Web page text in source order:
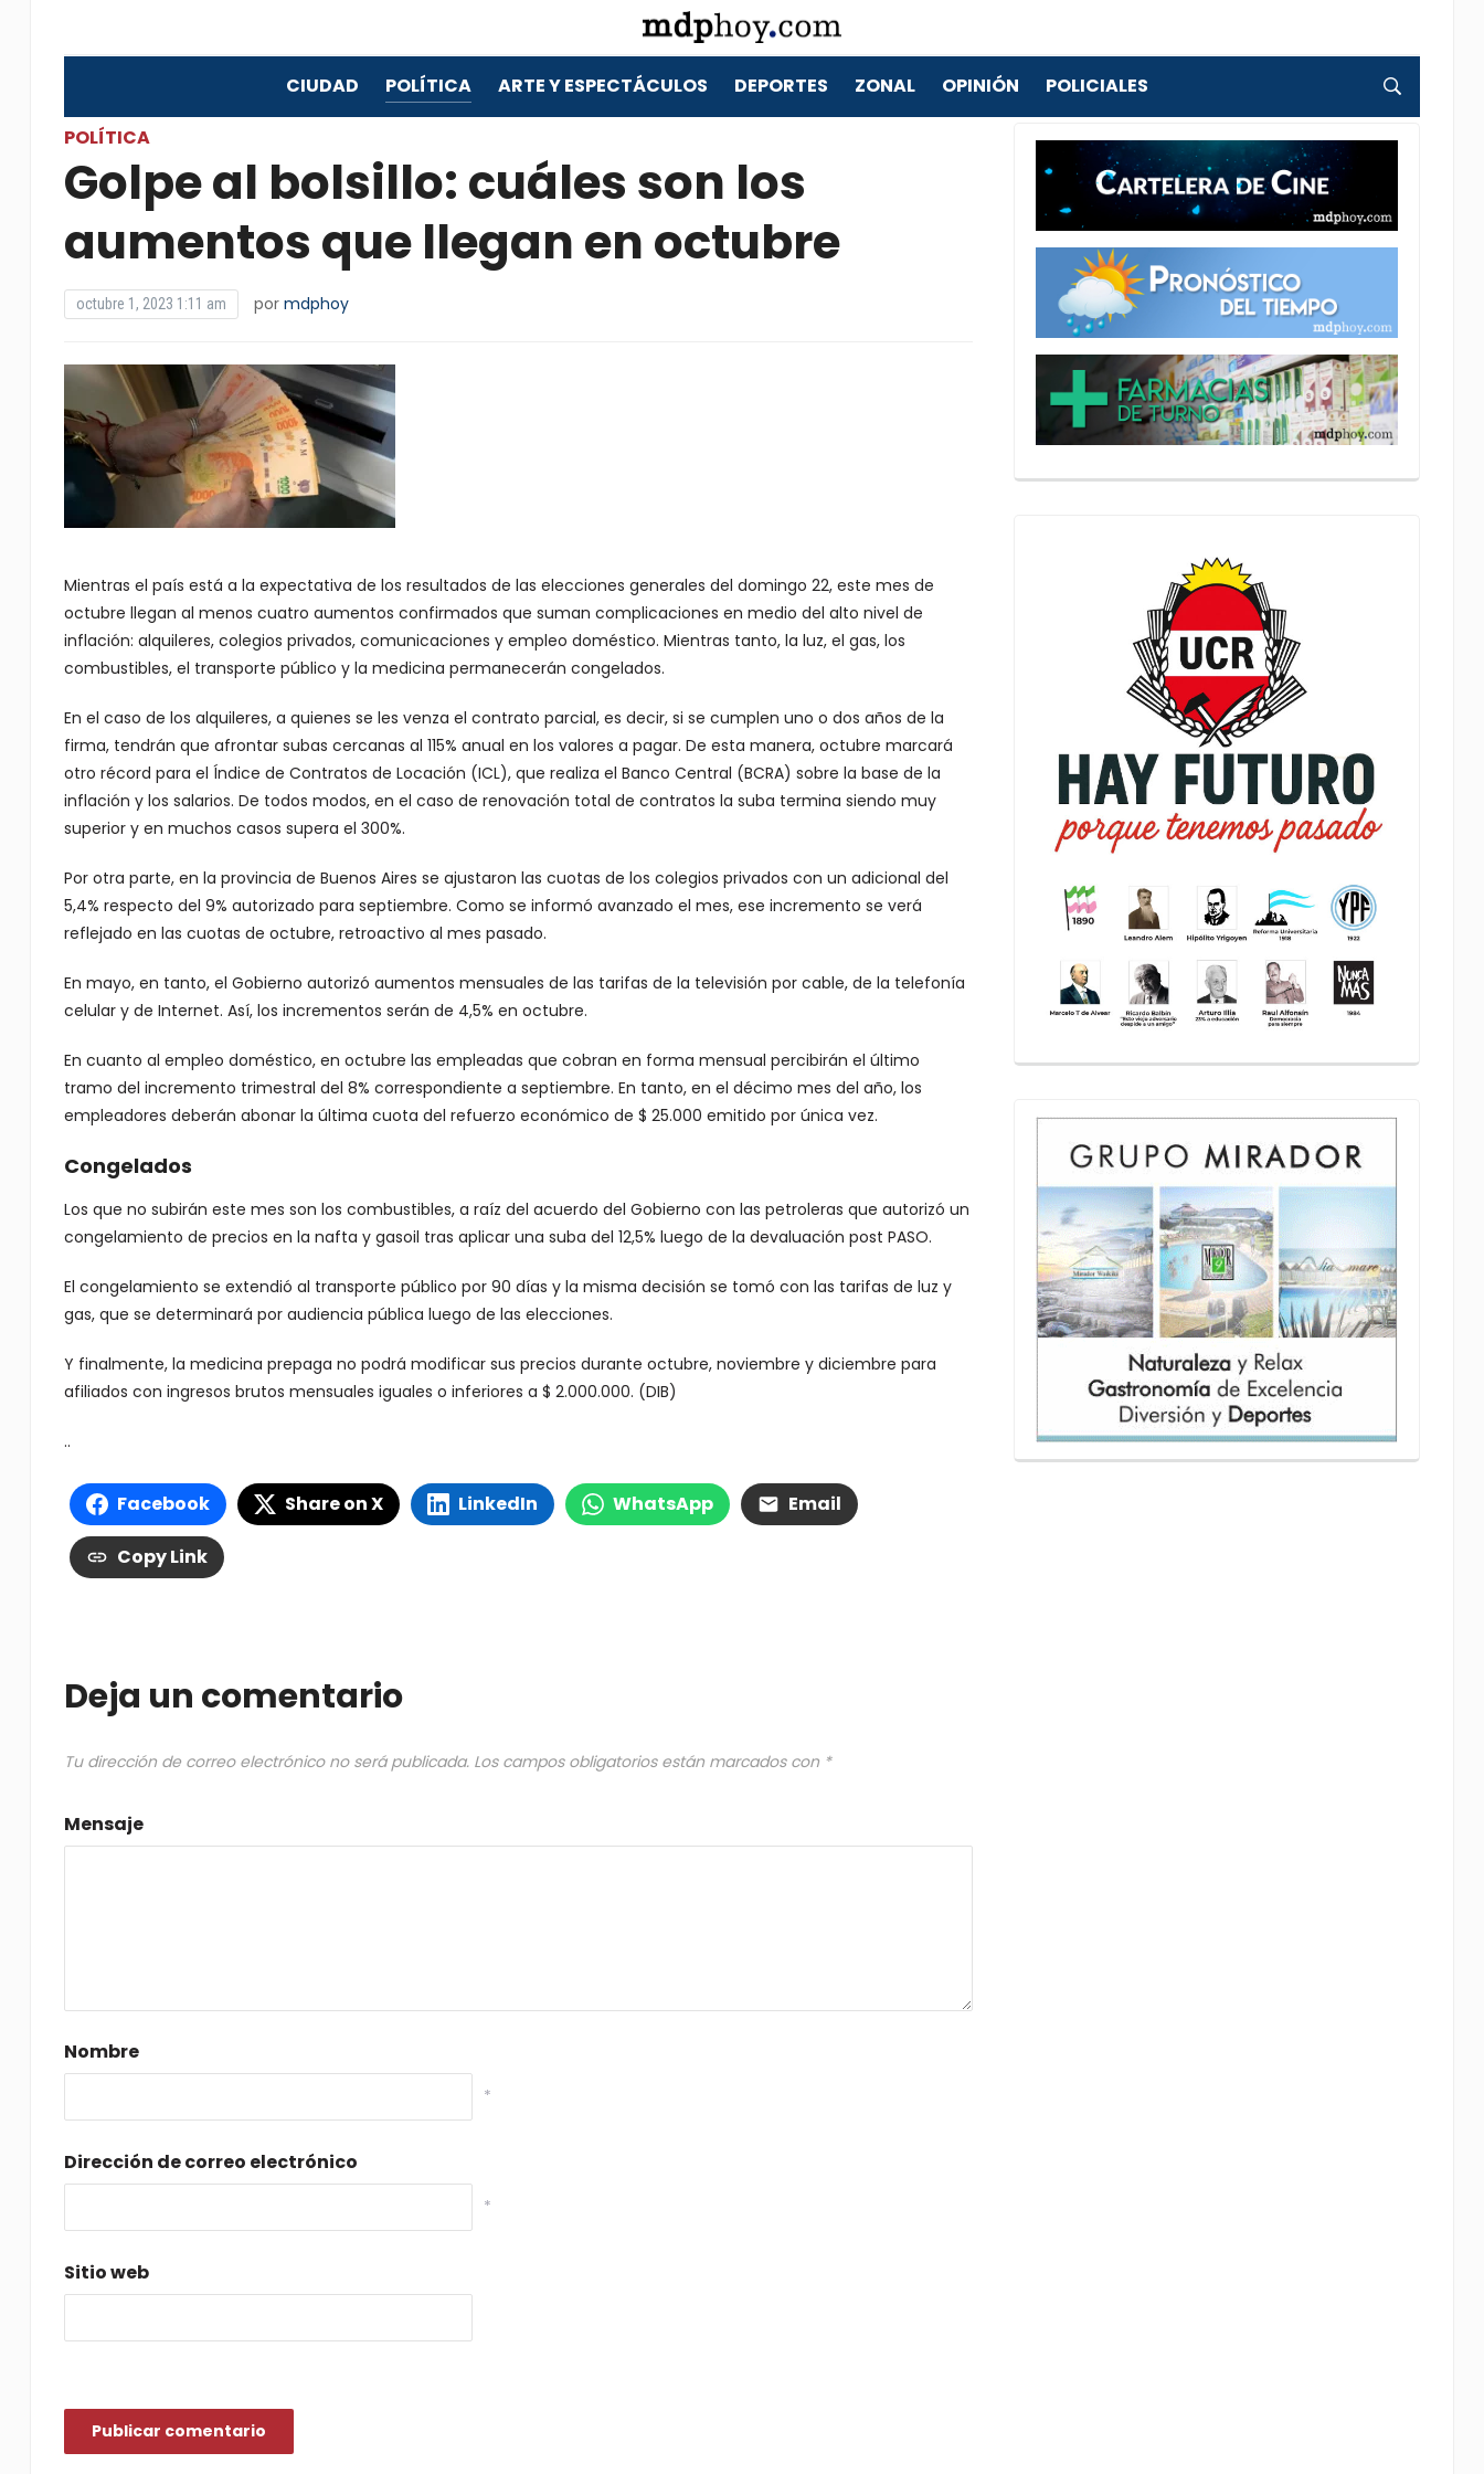
CIUDAD POLÍTICA ARTE Y ESPECTÁCULOS DEPORTES ZONAL OPINIÓN POLICIALES
POLÍTICA
Golpe al bolsillo: cuáles son los
aumentos que llegan en octubre
octubre 1, 2023 1:11 am por mdphoy
Mientras el país está a la expectativa de los resultados de las elecciones generales del domingo 22, este mes de
octubre llegan al menos cuatro aumentos confirmados que suman complicaciones en medio del alto nivel de
inflación: alquileres, colegios privados, comunicaciones y empleo doméstico. Mientras tanto, la luz, el gas, los
combustibles, el transporte público y la medicina permanecerán congelados.
En el caso de los alquileres, a quienes se les venza el contrato parcial, es decir, si se cumplen uno o dos años de la
firma, tendrán que afrontar subas cercanas al 115% anual en los valores a pagar. De esta manera, octubre marcará
otro récord para el Índice de Contratos de Locación (ICL), que realiza el Banco Central (BCRA) sobre la base de la
inflación y los salarios. De todos modos, en el caso de renovación total de contratos la suba termina siendo muy
superior y en muchos casos supera el 300%.
Por otra parte, en la provincia de Buenos Aires se ajustaron las cuotas de los colegios privados con un adicional del
5,4% respecto del 9% autorizado para septiembre. Como se informó avanzado el mes, ese incremento se verá
reflejado en las cuotas de octubre, retroactivo al mes pasado.
En mayo, en tanto, el Gobierno autorizó aumentos mensuales de las tarifas de la televisión por cable, de la telefonía
celular y de Internet. Así, los incrementos serán de 4,5% en octubre.
En cuanto al empleo doméstico, en octubre las empleadas que cobran en forma mensual percibirán el último
tramo del incremento trimestral del 8% correspondiente a septiembre. En tanto, en el décimo mes del año, los
empleadores deberán abonar la última cuota del refuerzo económico de $ 25.000 emitido por única vez.
Congelados
Los que no subirán este mes son los combustibles, a raíz del acuerdo del Gobierno con las petroleras que autorizó un
congelamiento de precios en la nafta y gasoil tras aplicar una suba del 12,5% luego de la devaluación post PASO.
El congelamiento se extendió al transporte público por 90 días y la misma decisión se tomó con las tarifas de luz y
gas, que se determinará por audiencia pública luego de las elecciones.
Y finalmente, la medicina prepaga no podrá modificar sus precios durante octubre, noviembre y diciembre para
afiliados con ingresos brutos mensuales iguales o inferiores a $ 2.000.000. (DIB)
..
Facebook Share on X LinkedIn WhatsApp Email
Copy Link
Deja un comentario
Tu dirección de correo electrónico no será publicada. Los campos obligatorios están marcados con *
Mensaje
Nombre
*
Dirección de correo electrónico
*
Sitio web